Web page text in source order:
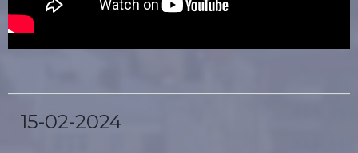
15-02-2024